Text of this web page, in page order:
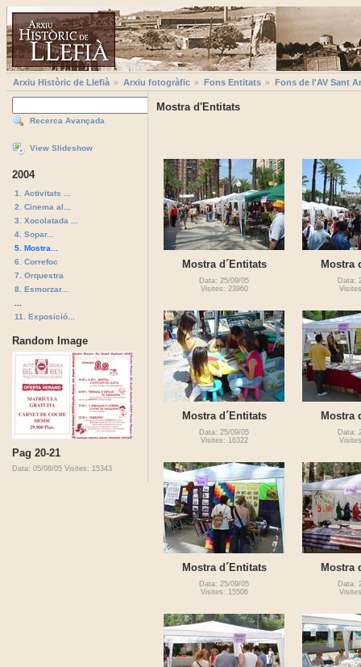
Arxiu Històric de Llefià Arxiu fotogràfic Fons Entitats Fons de l'AV Sant
Recerca Avançada
View Slideshow
2004
1. Activitats ...
2. Cinema al...
3. Xocolatada ...
4. Sopar...
5. Mostra...
6. Correfoc
7. Orquestra
8. Esmorzar...
11. Exposició...
Random Image
Pag 20-21
Data: 05/08/05 Visites: 15343
Mostra d'Entitats
Mostra d´Entitats
Data: 25/09/05
Visites: 23960
Mostra
Data:
Mostra d´Entitats
Data: 25/09/05
Visites: 16322
Mostra
Data:
Mostra d´Entitats
Data: 25/09/05
Visites: 15506
Mostra
Data: